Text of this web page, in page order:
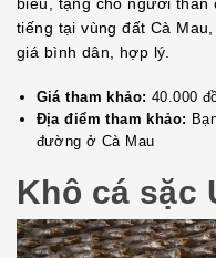
tiếng tại vùng đất Cà
giá bình dân, hợp lý.
Giá tham khảo: 40.000
Địa điểm tham khảo:
đường ở Cà Mau
Khô cá sặc